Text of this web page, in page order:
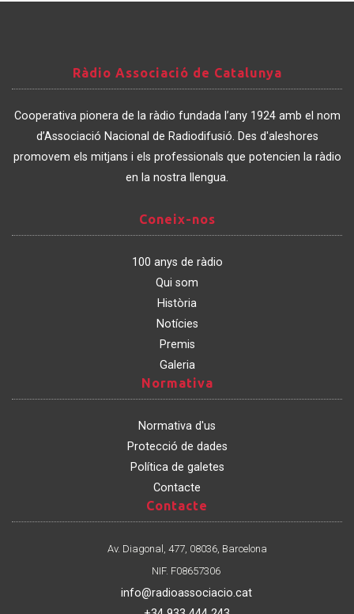
Associació
de
Catalunya
Ràdio Associació de Catalunya
Cooperativa pionera de la ràdio fundada l’any 1924 amb el nom
d’Associació Nacional de Radiodifusió. Des d'aleshores
promovem els mitjans i els professionals que potencien la ràdio
en la nostra llengua.
nos
Coneix-nos
100 anys de ràdio
Qui som
Història
Notícies
Premis
Galeria
Normativa
Normativa d'us
Protecció de dades
Política de galetes
Contacte
Contacte
Av. Diagonal, 477, 08036, Barcelona
NIF. F08657306
info@radioassociacio.cat